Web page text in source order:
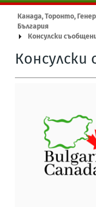
Канада, Торонто,
България
Консулски